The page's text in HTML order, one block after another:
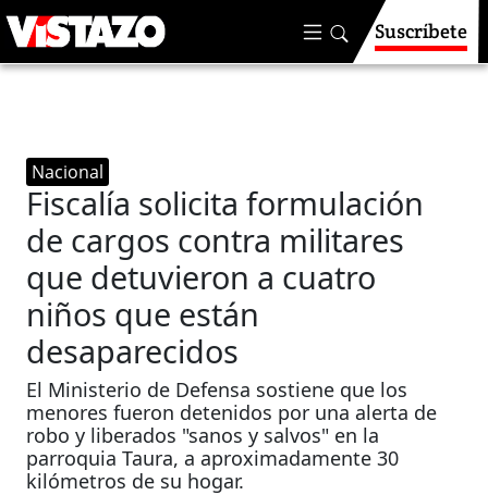
Suscríbete
Nacional
Fiscalía solicita formulación
de cargos contra militares
que detuvieron a cuatro
niños que están
desaparecidos
El Ministerio de Defensa sostiene que los
menores fueron detenidos por una alerta de
robo y liberados "sanos y salvos" en la
parroquia Taura, a aproximadamente 30
kilómetros de su hogar.